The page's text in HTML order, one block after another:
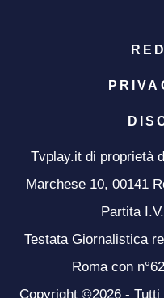
Tvplay.it di proprietà
Marchese 10, 00141
Partita
Testata Giornalistica
Roma con
Copyright ©2026 -